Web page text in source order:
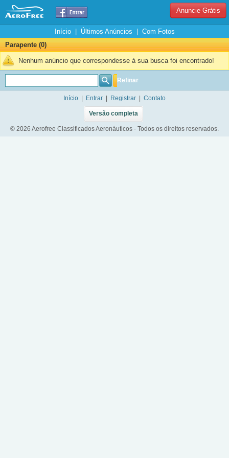
Anuncie Grátis
Início| Últimos Anúncios
Com Fotos
Parapente (0)
Nenhum anúncio que correspondesse à sua busca foi encontrado!
Refinar
Início Entrar Registrar Contato
Versão completa
© 2026 Aerofree Classificados Aeronáuticos - Todos os direitos reservados.